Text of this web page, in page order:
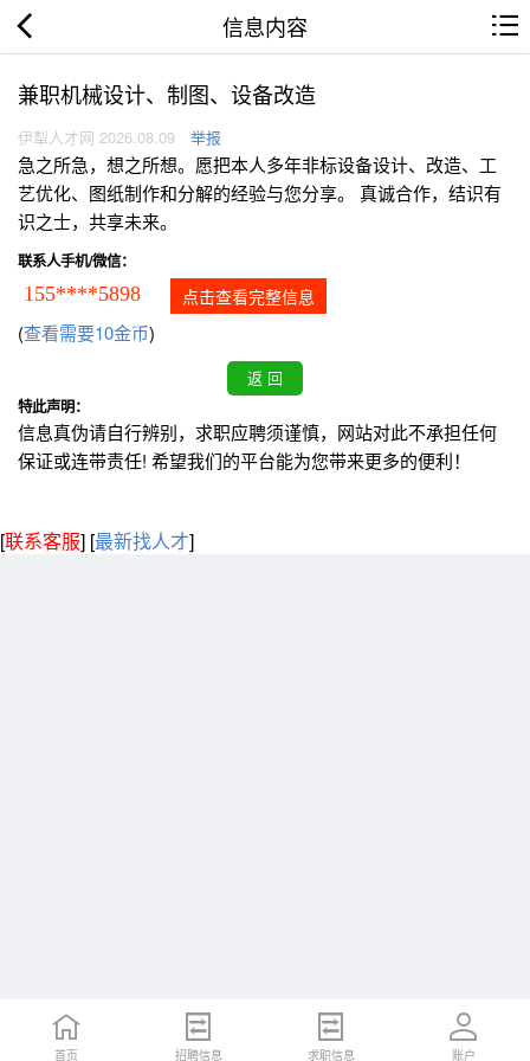
信息内容
兼职机械设计、制图、设备改造
伊犁人才网 2026.08.09 举报
急之所急，想之所想。愿把本人多年非标设备设计、改造、工
艺优化、图纸制作和分解的经验与您分享。 真诚合作，结识有
识之士，共享未来。
联系人手机/微信：
155****5898 点击查看完整信息
(查看需要10金币)
特此声明：
信息真伪请自行辨别，求职应聘须谨慎，网站对此不承担任何
保证或连带责任! 希望我们的平台能为您带来更多的便利！
[联系客服] [最新找人才]
首页 招聘信息 求职信息 账户